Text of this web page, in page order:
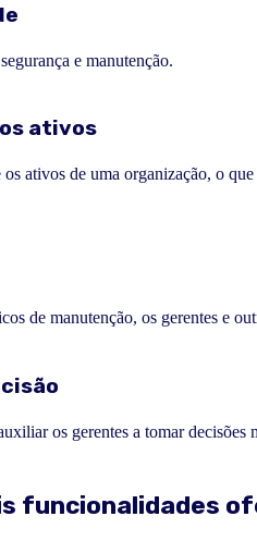
e manutenção.
ativos
ativos de uma organização, o
de manutenção, os gerentes e
os gerentes a tomar decisões
funcionalidades